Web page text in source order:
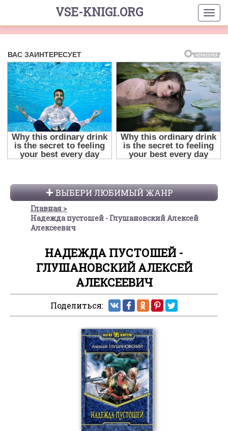
VSE-KNIGI.ORG
ВЫБЕРИ ЛЮБИМЫЙ ЖАНР
Главная
Надежда пустошей - Глушановский Алексей
Алексеевич
НАДЕЖДА ПУСТОШЕЙ -
ГЛУШАНОВСКИЙ АЛЕКСЕЙ
АЛЕКСЕЕВИЧ
Поделиться: